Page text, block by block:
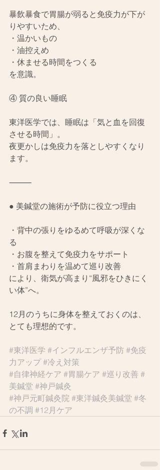
暴飲暴食で胃腸が弱ると免疫力が下が
りやすいため、
・温かいもの
・油控えめ
・休ませる時間をつくる
を意識。
④ 質の良い睡眠
東洋医学では、睡眠は「気と血を回復
させる時間」。
夜更かしは免疫力を落としやすくなり
ます。
⸻
● 美鍼堂の施術が予防に役立つ理由
・背中の張りをゆるめて呼吸が深くな
る
・お腹を整えて免疫力をサポート
・首肩まわりを温めて巡り改善
により、衛気が高まり“風邪をひきにく
い体”へ。
12月のうちに身体を整えておくのは、
とても理想的です。
#東洋医学 #インフルエンザ予防 #免疫
力アップ #冷え対策
#自律神経ケア #胃腸ケア #巡り改善 #
美鍼堂 #神戸鍼灸
#神戸元町鍼灸院 #東洋鍼灸美鍼堂 #冬
の不調 #12月ケア